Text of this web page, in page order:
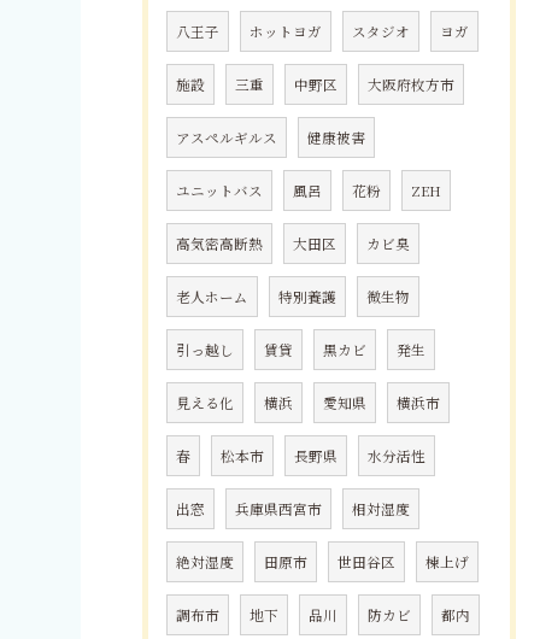
八王子 ホットヨガ スタジオ ヨガ
施設 三重 中野区 大阪府枚方市
アスペルギルス 健康被害
ユニットバス 風呂 花粉 ZEH
高気密高断熱 大田区 カビ臭
老人ホーム 特別養護 微生物
引っ越し 賃貸 黒カビ 発生
見える化 横浜 愛知県 横浜市
春 松本市 長野県 水分活性
出窓 兵庫県西宮市 相対湿度
絶対湿度 田原市 世田谷区 棟上げ
調布市 地下 品川 防カビ 都内